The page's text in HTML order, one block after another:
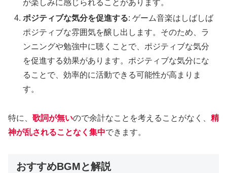
が楽しみに感じられることがあります。
ポジティブな気分を促進する: ゲーム音楽はしばしば
ポジティブな雰囲気を醸し出します。そのため、ラ
ンニングや勉強中に聴くことで、ポジティブな気分
を促進する効果があります。ポジティブな気分にな
ることで、効率的に活動できる可能性が高まりま
す。
特に、 歌詞が無いので余計なことを考えることがなく、 精
神が乱されることなく集中できます。
おすすめBGMと解説